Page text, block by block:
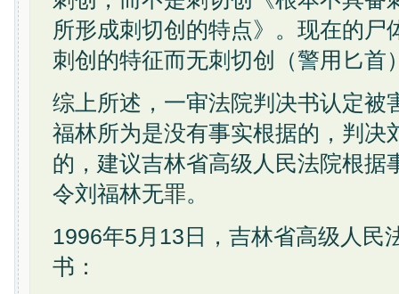
所形成刺切创的特点》。现在的尸
刺创的特征而无刺切创（警用匕首
综上所述，一审法院判决书认定被
福林所为是没有事实根据的，判决
的，建议吉林省高级人民法院根据
令刘福林无罪。
1996年5月13日，吉林省高级人民
书：